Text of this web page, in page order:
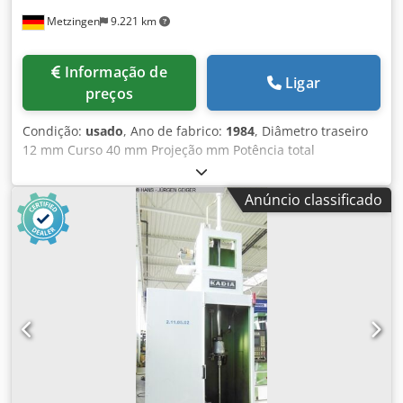
máquinas de afiar sempre em stock, por favor pergunte-
Metzingen 9.221 km
preços
Ligar
Condição: usado, Ano de fabrico: 1984, Diâmetro traseiro
12 mm Curso 40 mm Projeção mm Potência total
necessária 15 kW Peso da máquina aprox. 5 toneladas
Espaço necessário aprox. m G E H R I N G Máquina de
brunir de portal vertical de 3 fusos Tipo M 3 - 40 - 12 Ano
de fabrico 1986 _____ Ø de brunimento normal/máximo 2,5
- 12 / 40 mm Profundidade máx. de afiação aprox. 4-40 mm
curso máx. do fuso 40 mm Altura de instalação da mesa
até ao fundo/topo do fuso 300 mm Tamanho da mesa / Æ
750 mm Altura da mesa acima do chão 1.100 mm Chodpfot
Hwvtjx Aamsa Velocidades do fuso continuamente
variáveis 800 -4.000 rpm Velocidade de elevação
continuamente ajustável 380 DH/min Acionamento do fuso
3 x 1 kW Acionamento total 15 kW - 380 V - 50 Hz Peso
5.000 kg Acessórios / equipamento especial - A máquina
Anúncio classificado